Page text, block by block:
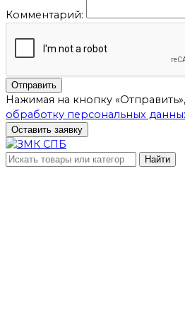
Комментарий:
Отправить
Нажимая на кнопку
обработку персональных
Оставить заявку
Найти